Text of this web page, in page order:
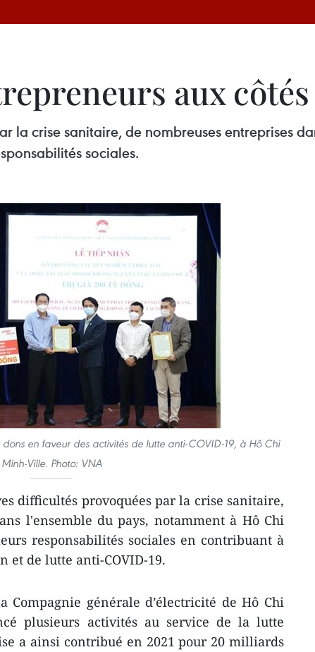
aux
la crise sanitaire, de nombreuses entreprises
sociales.
en faveur des activités de lutte anti-COVID-19, à Hô Chi
Minh-Ville. Photo: VNA
difficultés provoquées par la crise sanitaire,
l'ensemble du pays, notamment à Hô Chi
responsabilités sociales en contribuant à
et de lutte anti-COVID-19.
Compagnie générale d’électricité de Hô Chi
plusieurs activités au service de la lutte
a ainsi contribué en 2021 pour 20 milliards